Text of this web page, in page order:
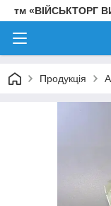
тм «ВІЙСЬКТОРГ
Продукція